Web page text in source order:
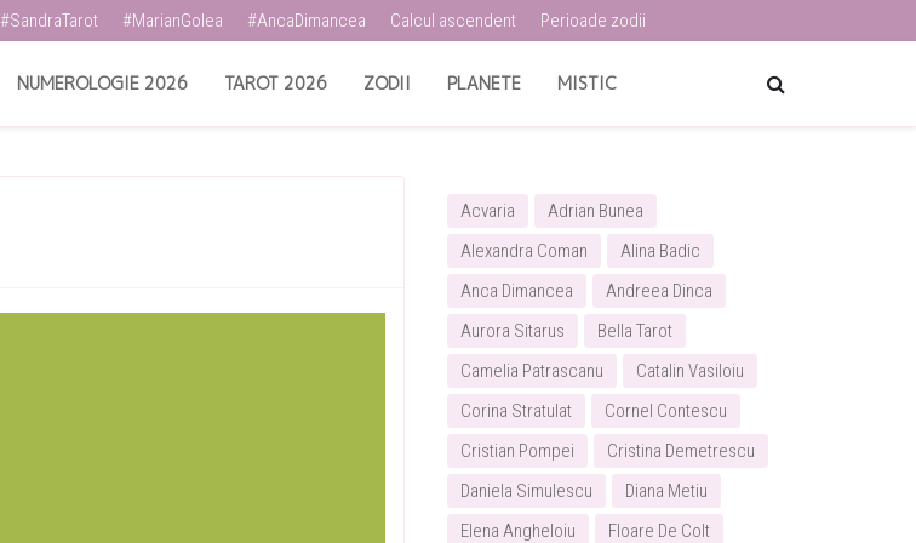
#SandraTarot #MarianGolea #AncaDimancea Calcul ascendent Perioade zodii
NUMEROLOGIE 2026 TAROT 2026 ZODII PLANETE MISTIC
Acvaria
Adrian Bunea
Alexandra Coman
Alina Badic
Anca Dimancea
Andreea Dinca
Aurora Sitarus
Bella Tarot
Camelia Patrascanu
Catalin Vasiloiu
Corina Stratulat
Cornel Contescu
Cristian Pompei
Cristina Demetrescu
Daniela Simulescu
Diana Metiu
Elena Angheloiu
Floare De Colt